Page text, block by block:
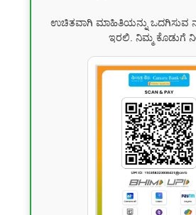
ಉಚಿತವಾಗಿ ಮಾಹಿತಿಯನ್ನು ಒದಗಿಸುವ
ಇರಲಿ. ನಿಮ್ಮ ಕೊಡುಗೆ